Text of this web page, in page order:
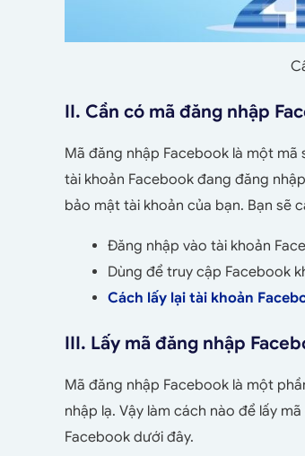
II. Cần có mã đăng nhập
Mã đăng nhập Facebook là một
tài khoản Facebook đang đăng
bảo mật tài khoản của bạn. Bạn sẽ
Đăng nhập vào tài khoản
Dùng để truy cập Facebook
Cách lấy lại tài khoản
III. Lấy mã đăng nhập
Mã đăng nhập Facebook là một
nhập lạ. Vậy làm cách nào để lấy
Facebook dưới đây.